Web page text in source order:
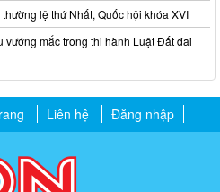
lệ thứ Nhất, Quốc hội khóa XVI
mắc trong thi hành Luật Đất đai
Liên hệ Đăng nhập